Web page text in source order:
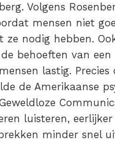
Volgens
mensen niet
ze nodig hebben.
behoeften van een
lastig. Precies
de Amerikaanse
luisteren, eerlijker
minder snel